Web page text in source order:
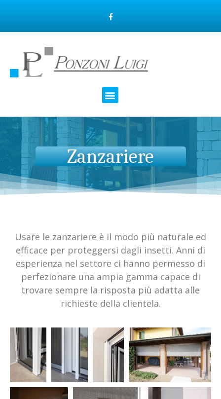
Zanzariere
Usare le zanzariere è il modo più naturale ed
efficace per proteggersi dagli insetti. Anni di
esperienza nel settore ci hanno permesso di
perfezionare una ampia gamma capace di
trovare sempre la risposta più adatta alle
richieste della clientela.